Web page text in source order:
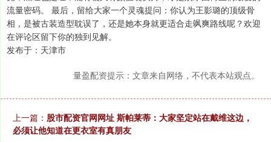
流量密码。 最后，留给大家一个灵魂提问：你认为王影璐的顶级骨
相，是被古装造型耽误了，还是她本身就更适合走飒爽路线呢？欢迎
在评论区留下你的独到见解。
发布于：天津市
量盈配资提示：文章来自网络，不代表本站观点。
上一篇： 股市配资官网网址 斯帕莱蒂：大家坚定站在戴维这边，
必须让他知道在更衣室有真朋友